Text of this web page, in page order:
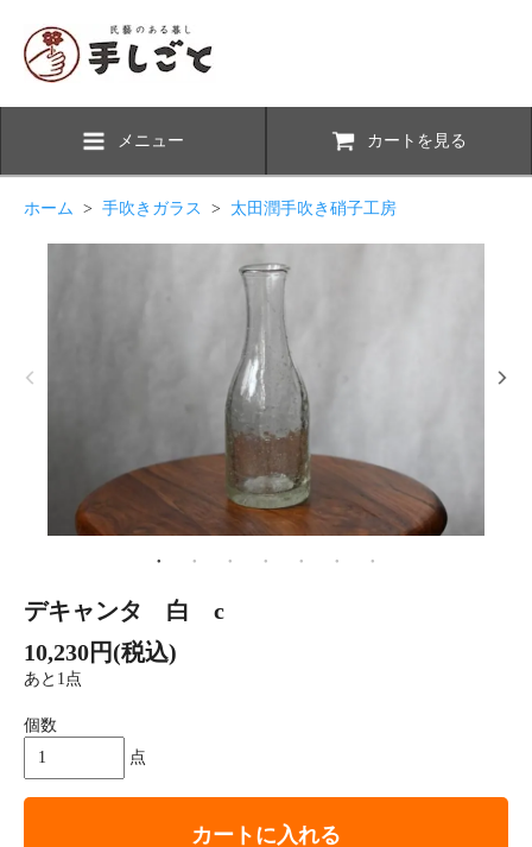
メニュー カートを見る
ホーム > 手吹きガラス > 太田潤手吹き硝子工房
デキャンタ 白 c
10,230円(税込)
あと1点
個数
点
カートに入れる